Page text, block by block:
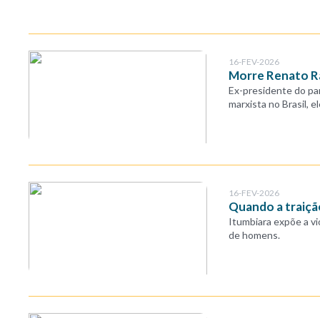
16-FEV-2026
Morre Renato
Ex-presidente do
marxista no Brasil,
16-FEV-2026
Quando a
Itumbiara expõe a
de homens.